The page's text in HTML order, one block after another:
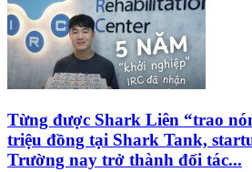
Từng được Shark Liên “trao
triệu đồng tại Shark Tank,
Trường nay trở thành đối tác...